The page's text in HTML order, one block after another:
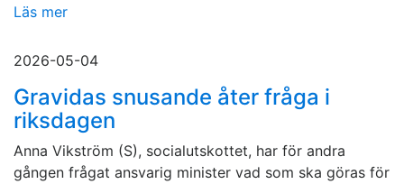
Läs mer
2026-05-04
Gravidas snusande åter fråga i
riksdagen
Anna Vikström (S), socialutskottet, har för andra
gången frågat ansvarig minister vad som ska göras för